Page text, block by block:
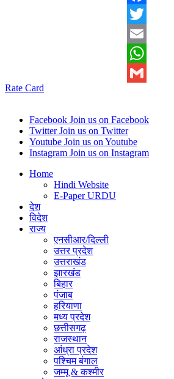
Facebook
Twitter
Email
WhatsApp
Rate Card
Facebook Join us on Facebook
Twitter Join us on Twitter
Youtube Join us on Youtube
Instagram Join us on Instagram
Home
Hindi Website
E-Paper URDU
देश
विदेश
राज्य
एनसीआर/दिल्ली
उत्तर प्रदेश
उत्तराखंड
झारखंड
बिहार
पंजाब
हरियाणा
मध्य प्रदेश
छत्तीसगढ़
राजस्थान
आंध्रा प्रदेश
पश्चिम बंगाल
जम्मू & कश्मीर